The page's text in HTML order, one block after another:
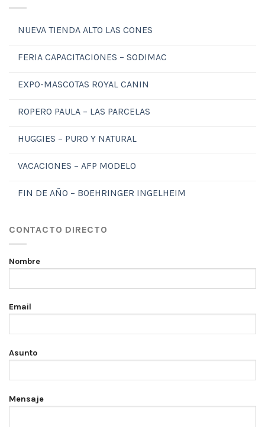
NUEVA TIENDA ALTO LAS CONES
FERIA CAPACITACIONES – SODIMAC
EXPO-MASCOTAS ROYAL CANIN
ROPERO PAULA – LAS PARCELAS
HUGGIES – PURO Y NATURAL
VACACIONES – AFP MODELO
FIN DE AÑO – BOEHRINGER INGELHEIM
CONTACTO DIRECTO
Nombre
Email
Asunto
Mensaje